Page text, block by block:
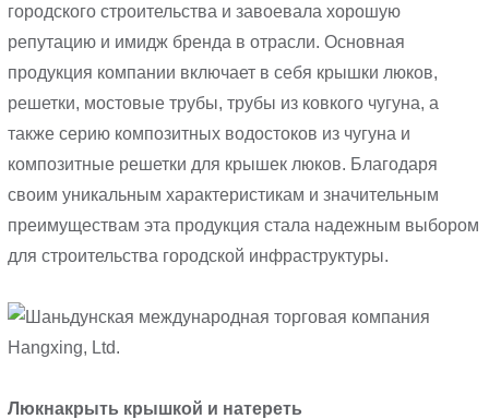
городского строительства и завоевала хорошую
репутацию и имидж бренда в отрасли. Основная
продукция компании включает в себя крышки люков,
решетки, мостовые трубы, трубы из ковкого чугуна, а
также серию композитных водостоков из чугуна и
композитные решетки для крышек люков. Благодаря
своим уникальным характеристикам и значительным
преимуществам эта продукция стала надежным выбором
для строительства городской инфраструктуры.
Люкнакрыть крышкой и натереть